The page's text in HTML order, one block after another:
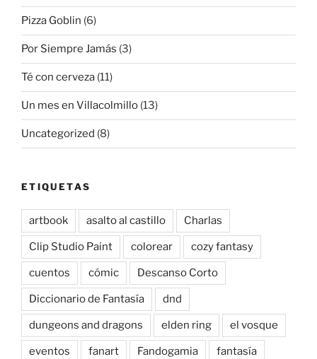
Pizza Goblin (6)
Por Siempre Jamás (3)
Té con cerveza (11)
Un mes en Villacolmillo (13)
Uncategorized (8)
ETIQUETAS
artbook asalto al castillo Charlas
Clip Studio Paint colorear cozy fantasy
cuentos cómic Descanso Corto
Diccionario de Fantasía dnd
dungeons and dragons elden ring el vosque
eventos fanart Fandogamia fantasía